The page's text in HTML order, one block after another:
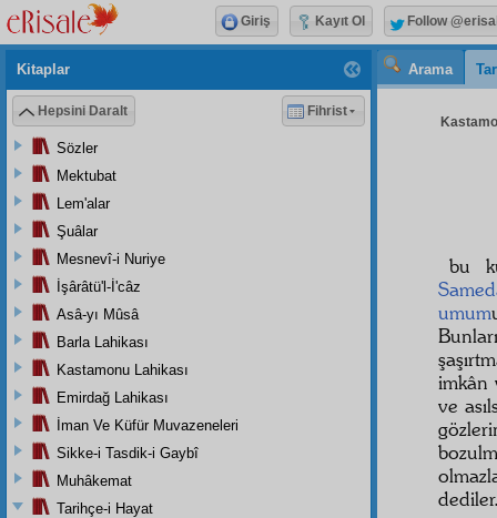
Arama
bu
umum
ve
Kitaplar
Hepsini Daralt Fihrist
Sözler
Mektubat
Lem'alar
Şuâlar
Mesnevî-i Nuriye
İşârâtü'l-İ'câz
Asâ-yı Mûsâ
Barla Lahikası
Kastamonu Lahikası
Emirdağ Lahikası
İman Ve Küfür Muvazeneleri
Sikke-i Tasdik-i Gaybî
Muhâkemat
Tarihçe-i Hayat
Giriş Kayıt Ol Follow